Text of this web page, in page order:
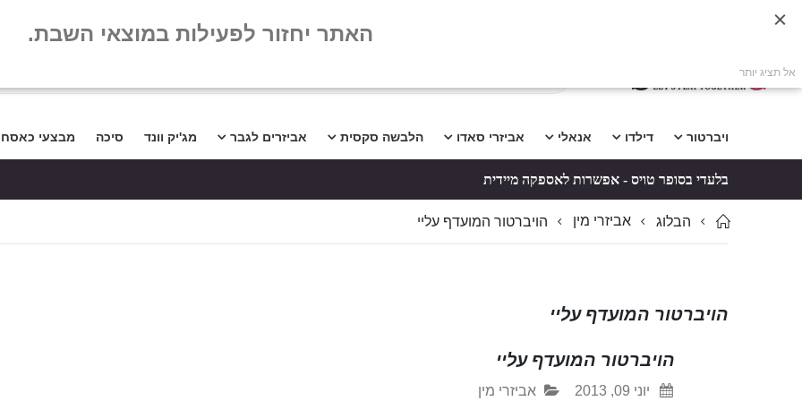
ויברטור דילדו אנאלי אביזרי סאדו הלבשה סקסית אביזרים לגבר מג'יק וונד סיכה מבצעי כאסח
בלעדי בסופר טויס - אפשרות לאספקה מיידית
הבלוג אביזרי מין הויברטור המועדף עליי
הויברטור המועדף עליי
הויברטור המועדף עליי
יוני 09, 2013 אביזרי מין
האתר יחזור לפעילות במוצאי השבת.
אל תציג יותר